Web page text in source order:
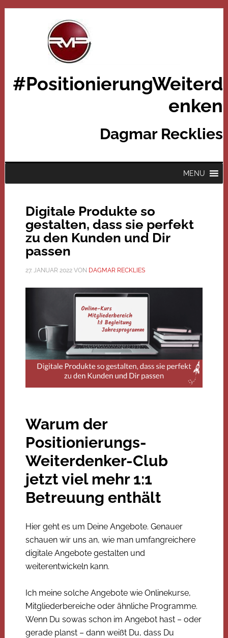
#PositionierungWeiterd
enken
Dagmar Recklies
MENU
Digitale Produkte so
gestalten, dass sie perfekt
zu den Kunden und Dir
passen
27. JANUAR 2022VON DAGMAR RECKLIES
Warum der
Positionierungs-
Weiterdenker-Club
jetzt viel mehr 1:1
Betreuung enthält
Hier geht es um Deine Angebote. Genauer
schauen wir uns an, wie man umfangreichere
digitale Angebote gestalten und
weiterentwickeln kann.
Ich meine solche Angebote wie Onlinekurse,
Mitgliederbereiche oder ähnliche Programme.
Wenn Du sowas schon im Angebot hast – oder
gerade planst – dann weißt Du, dass Du